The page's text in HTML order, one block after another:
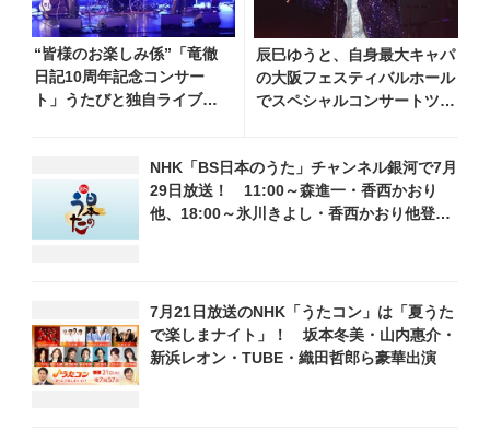
“皆様のお楽しみ係”「竜徹
日記10周年記念コンサー
ト」うたびと独自ライブレ
辰巳ゆうと、自身最大キャパ
の大阪フェスティバルホール
でスペシャルコンサートツア
に同ホールで追加公演が決定
NHK「BS日本のうた」チャンネル銀河で7月
29日放送！ 11:00～森進一・香西かおり
他、18:00～氷川きよし・香西かおり他登
7月21日放送のNHK「うたコン」は「夏うた
で楽しまナイト」！ 坂本冬美・山内惠介・
新浜レオン・TUBE・織田哲郎ら豪華出演